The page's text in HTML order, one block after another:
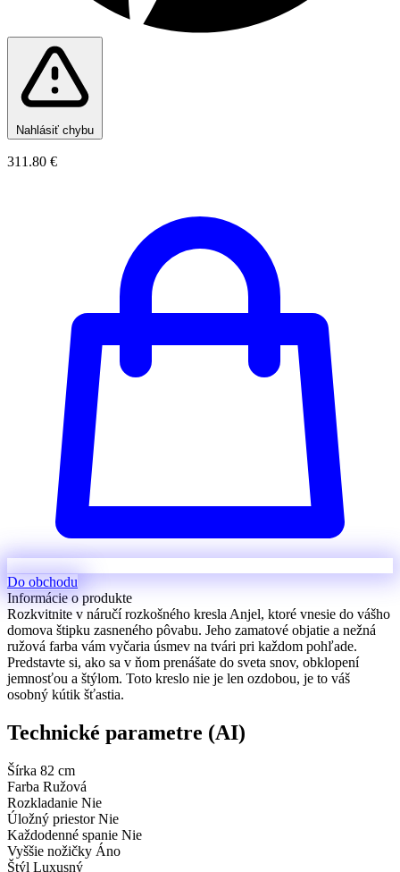
Nahlásiť chybu
311.80 €
Do obchodu
Informácie o produkte
Rozkvitnite v náručí rozkošného kresla Anjel, ktoré vnesie do vášho
domova štipku zasneného pôvabu. Jeho zamatové objatie a nežná
ružová farba vám vyčaria úsmev na tvári pri každom pohľade.
Predstavte si, ako sa v ňom prenášate do sveta snov, obklopení
jemnosťou a štýlom. Toto kreslo nie je len ozdobou, je to váš
osobný kútik šťastia.
Technické parametre (AI)
Šírka 82 cm
Farba Ružová
Rozkladanie Nie
Úložný priestor Nie
Každodenné spanie Nie
Vyššie nožičky Áno
Štýl Luxusný